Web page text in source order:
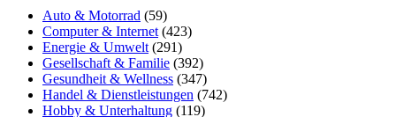
Auto & Motorrad (59)
Computer & Internet (423)
Energie & Umwelt (291)
Gesellschaft & Familie (392)
Gesundheit & Wellness (347)
Handel & Dienstleistungen (742)
Hobby & Unterhaltung (119)